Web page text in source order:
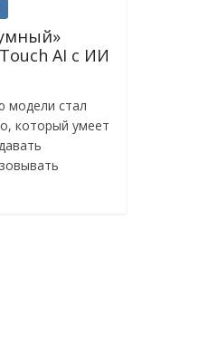
AI с ИИ
модели стал
который умеет